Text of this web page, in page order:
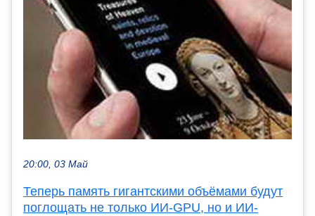
20:00, 03 Май
Теперь память гигантскими объёмами будут
поглощать не только ИИ-GPU, но и ИИ-